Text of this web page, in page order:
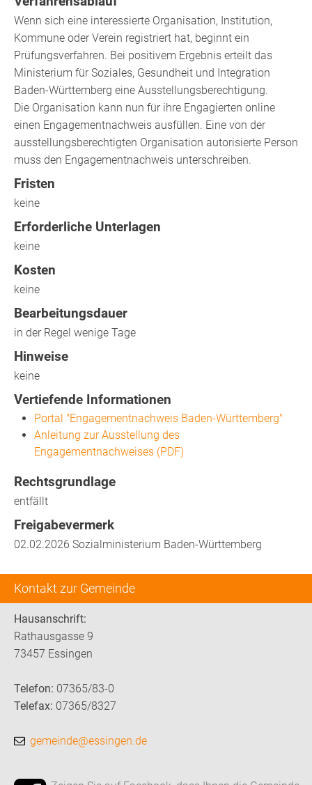
Kontakt zur Gemeinde
Hausanschrift:
Rathausgasse 9
73457 Essingen
Telefon: 07365/83-0
Telefax: 07365/8327
gemeinde@essingen.de
Wenn sich eine interessierte Organisation, Institution,
Kommune oder Verein registriert hat, beginnt ein
Prüfungsverfahren. Bei positivem Ergebnis erteilt das
Ministerium für Soziales, Gesundheit und Integration
Baden-Württemberg eine Ausstellungsberechtigung.
Die Organisation kann nun für ihre Engagierten online
einen Engagementnachweis ausfüllen. Eine von der
ausstellungsberechtigten Organisation autorisierte Person
muss den Engagementnachweis unterschreiben.
Fristen
keine
Erforderliche Unterlagen
keine
Kosten
keine
Bearbeitungsdauer
in der Regel wenige Tage
Hinweise
keine
Vertiefende Informationen
Portal "Engagementnachweis Baden-Württemberg"
Anleitung zur Ausstellung des
Engagementnachweises (PDF)
Rechtsgrundlage
entfällt
Freigabevermerk
02.02.2026 Sozialministerium Baden-Württemberg